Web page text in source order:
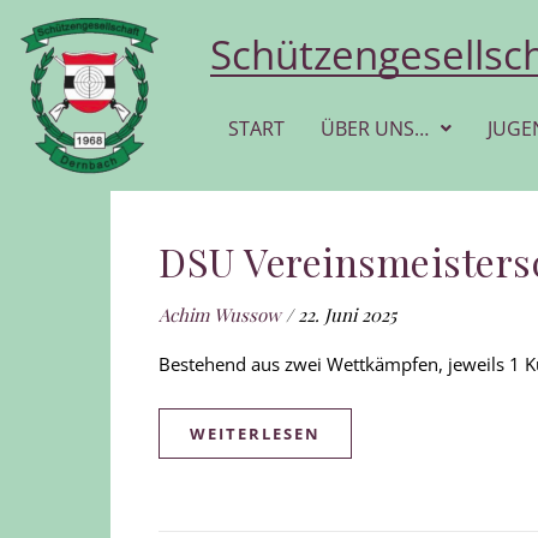
START ÜBER UNS…
DSU
Achim Wussow / 22. Juni 2025
Bestehend aus zwei Wettkämpfen, jeweils 1
WEITERLESEN